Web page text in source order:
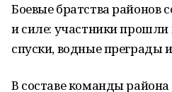
Боевые братства районов
и силе: участники
спуски, водные преграды
В составе команды